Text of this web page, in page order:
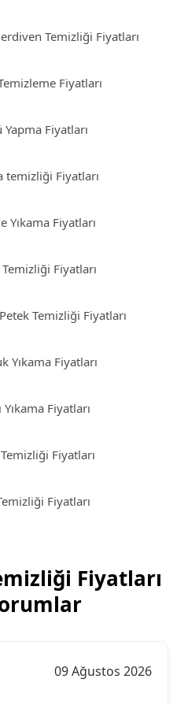
Temizliği Fiyatları
Fiyatları
Fiyatları
temizliği Fiyatları
Yıkama Fiyatları
Fiyatları
Temizliği Fiyatları
Yıkama Fiyatları
Fiyatları
Fiyatları
Fiyatları
Fiyatları
09 Ağustos 2026